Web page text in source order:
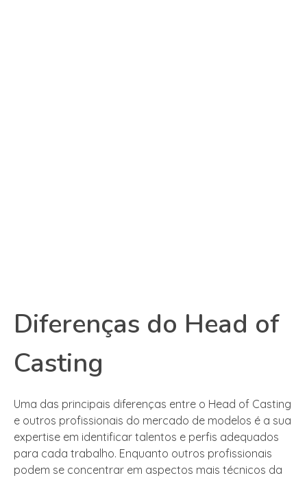
Diferenças do Head of
Casting
Uma das principais diferenças entre o Head of Casting
e outros profissionais do mercado de modelos é a sua
expertise em identificar talentos e perfis adequados
para cada trabalho. Enquanto outros profissionais
podem se concentrar em aspectos mais técnicos da